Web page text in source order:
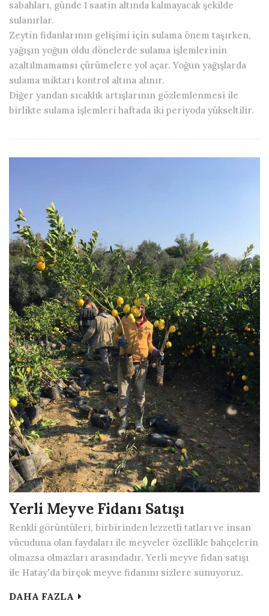
sabahları, günde 1 saatin altında kalmayacak şekilde
sulanırlar.
Zeytin fidanlarının gelişimi için sulama önem taşırken,
yağışın yoğun oldu dönelerde sulama işlemlerinin
azaltılmamamsı çürümelere yol açar. Yoğun yağışlarda
sulama miktarı kontrol altına alınır.
Diğer yandan sıcaklık artışlarının gözlemlenmesi ile
birlikte sulama işlemleri haftada iki periyoda yükseltilir.
Yerli Meyve Fidanı Satışı
Renkli görüntüleri, birbirinden lezzetli tatları ve insan
vücuduna olan faydaları ile meyveler özellikle bahçelerin
olmazsa olmazları arasındadır. Yerli meyve fidan satışı
ile Hatay'da birçok meyve fidanını sizlere sunuyoruz.
DAHA FAZLA